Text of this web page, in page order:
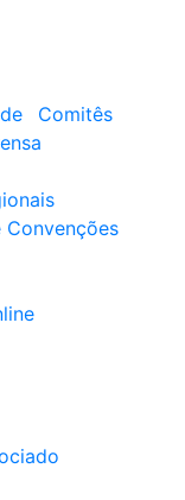
Comitês
Convenções